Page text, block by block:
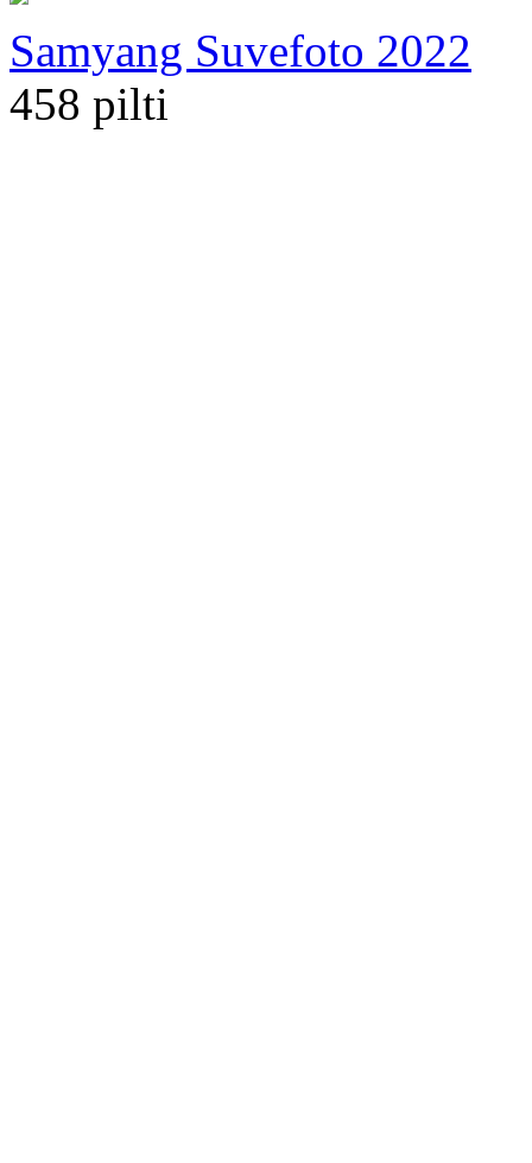
Samyang Suvefoto 2022
458 pilti